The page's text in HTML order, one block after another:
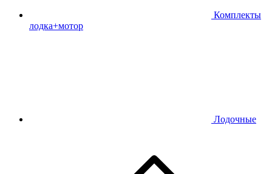
Комплекты
лодка+мотор
Лодочные